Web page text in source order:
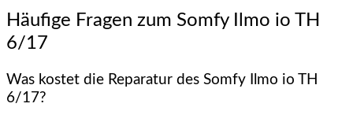
Häufige Fragen zum Somfy Ilmo io TH
6/17
Was kostet die Reparatur des Somfy Ilmo io TH
6/17?